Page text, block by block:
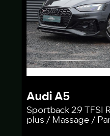
Audi A5
Sportback 2.9
plus / Massage /